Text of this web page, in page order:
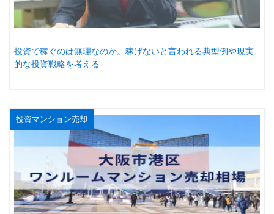
投資で稼ぐのは無理なのか。稼げないと言われる典型例や現実
的な投資戦略を考える
投資マンション売却